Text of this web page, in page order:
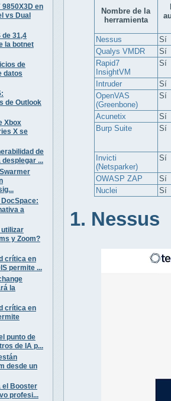
9850X3D en
vs Dual
de 31,4
la botnet
de
datos
de Outlook
Xbox
X se
de
desplegar ...
DocSpace:
a
utilizar
y Zoom?
crítica en
permite ...
la
crítica en
punto de
de IA p...
desde un
el Booster
profesi...
Nombre de la
herramienta
Nessus
Sí
Qualys VMDR
Sí
Rapid7
InsightVM
Sí
Intruder
Sí
OpenVAS
(Greenbone)
Sí
Acunetix
Sí
Burp Suite
Sí
Invicti
(Netsparker)
Sí
OWASP ZAP
Sí
Nuclei
Sí
1. Nessus